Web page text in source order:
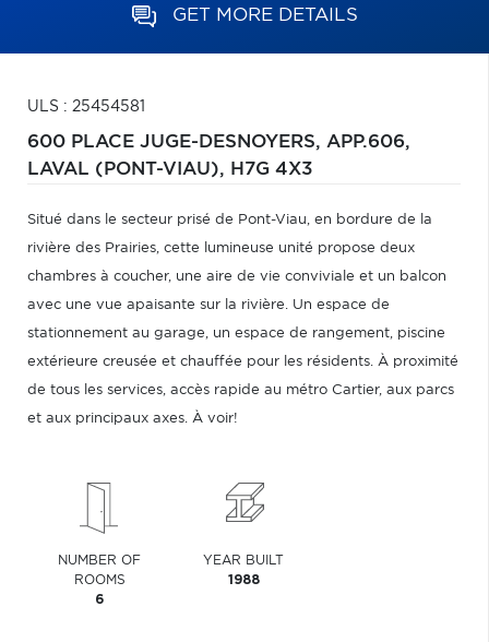
GET MORE DETAILS
ULS : 25454581
600 PLACE JUGE-DESNOYERS, APP.606,
LAVAL (PONT-VIAU), H7G 4X3
Situé dans le secteur prisé de Pont-Viau, en bordure de la
rivière des Prairies, cette lumineuse unité propose deux
chambres à coucher, une aire de vie conviviale et un balcon
avec une vue apaisante sur la rivière. Un espace de
stationnement au garage, un espace de rangement, piscine
extérieure creusée et chauffée pour les résidents. À proximité
de tous les services, accès rapide au métro Cartier, aux parcs
et aux principaux axes. À voir!
NUMBER OF
ROOMS
6
YEAR BUILT
1988